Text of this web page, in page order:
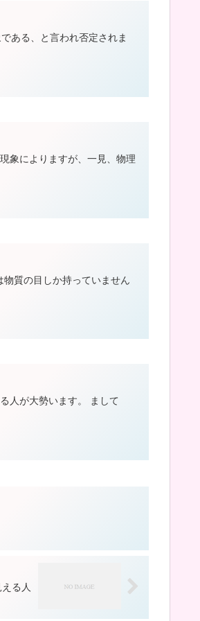
ある、と言われ否定されま
象によりますが、一見、物理
質の目しか持っていません
人が大勢います。 まして
る人